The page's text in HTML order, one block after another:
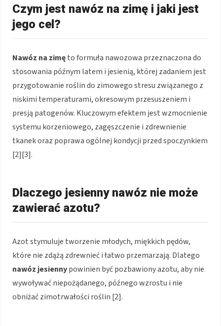
Czym jest nawóz na zimę i jaki jest
jego cel?
Nawóz na zimęto formuła nawozowa przeznaczona do
stosowania późnym latem i jesienią, której zadaniem jest
przygotowanie roślin do zimowego stresu związanego z
niskimi temperaturami, okresowym przesuszeniem i
presją patogenów. Kluczowym efektem jest wzmocnienie
systemu korzeniowego, zagęszczenie i zdrewnienie
tkanek oraz poprawa ogólnej kondycji przed spoczynkiem
[2][3].
Dlaczego jesienny nawóz nie może
zawierać azotu?
Azot stymuluje tworzenie młodych, miękkich pędów,
które nie zdążą zdrewnieć i łatwo przemarzają. Dlatego
nawóz jesiennypowinien być pozbawiony azotu, aby nie
wywoływać niepożądanego, późnego wzrostu i nie
obniżać zimotrwałości roślin [2].